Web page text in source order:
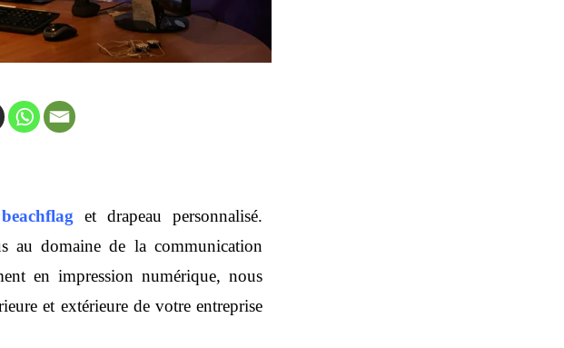
beachflag et drapeau personnalisé.
au domaine de la communication
en impression numérique, nous
et extérieure de votre entreprise